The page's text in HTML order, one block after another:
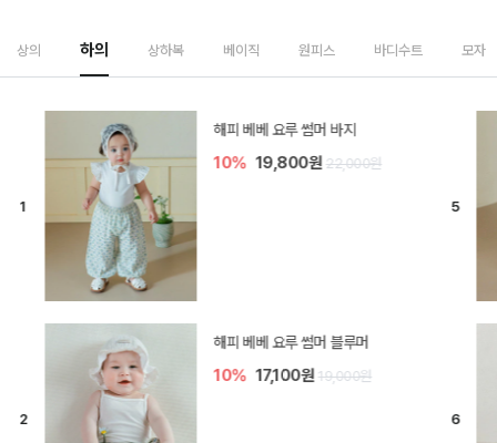
상의 하의 상하복 베이직 원피스 바디수트 모자
[SIZE ~6Y] 델린 린넨 바지
10% 21,600원 24,000원
듀이 아기 바지
10% 17,100원 19,000원